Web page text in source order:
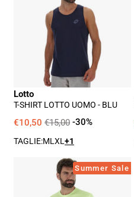
Lotto
Uomo
Blu
Lotto
T-SHIRT LOTTO UOMO - BLU
€10,50 €15,00 -30%
TAGLIE:MLXL+1
T-
Shirt
Lotto
Summer Sale